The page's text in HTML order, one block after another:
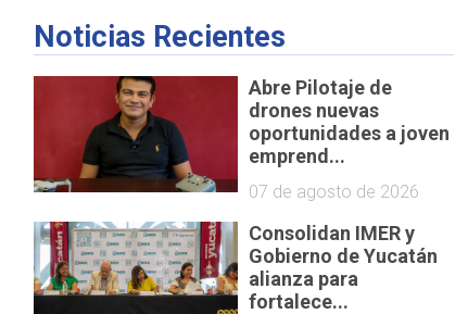
Noticias Recientes
Abre Pilotaje de
drones nuevas
oportunidades a joven
emprend...
07 de agosto de 2026
Consolidan IMER y
Gobierno de Yucatán
alianza para
fortalece...